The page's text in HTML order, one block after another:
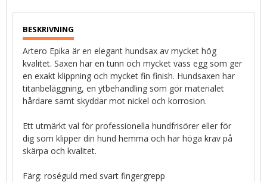
Artero Epika är en elegant hundsax av mycket hög
kvalitet. Saxen har en tunn och mycket vass egg som ger
en exakt klippning och mycket fin finish. Hundsaxen har
titanbeläggning, en ytbehandling som gör materialet
hårdare samt skyddar mot nickel och korrosion.
Ett utmärkt val för professionella hundfrisörer eller för
dig som klipper din hund hemma och har höga krav på
skärpa och kvalitet.
Färg: roséguld med svart fingergrepp